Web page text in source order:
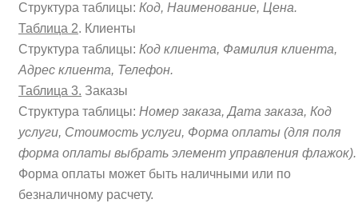
Структура таблицы: Код, Наименование, Цена.
Таблица 2. Клиенты
Структура таблицы: Код клиента, Фамилия клиента,
Адрес клиента, Телефон.
Таблица 3. Заказы
Структура таблицы: Номер заказа, Дата заказа, Код
услуги, Стоимость услуги, Форма оплаты (для поля
форма оплаты выбрать элемент управления флажок).
Форма оплаты может быть наличными или по
безналичному расчету.